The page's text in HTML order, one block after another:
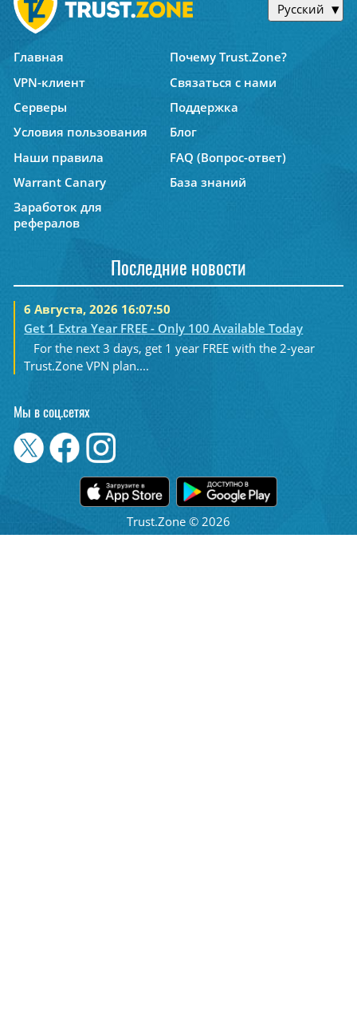
Русский
Главная
Почему Trust.Zone?
VPN-клиент
Связаться с нами
Серверы
Поддержка
Условия пользования
Блог
Наши правила
FAQ (Вопрос-ответ)
Warrant Canary
База знаний
Заработок для
рефералов
Последние новости
6 Августа, 2026 16:07:50
Get 1 Extra Year FREE - Only 100 Available Today
For the next 3 days, get 1 year FREE with the 2-year
Trust.Zone VPN plan....
Мы в соц.сетях
Trust.Zone © 2026